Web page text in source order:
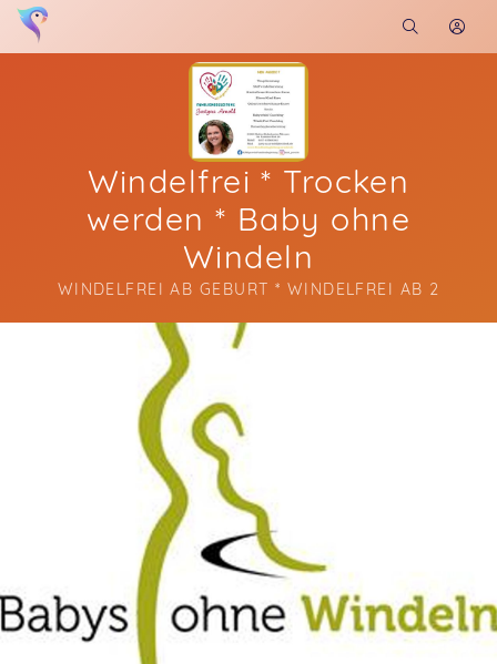
Windelfrei * Trocken
werden * Baby ohne
Windeln
WINDELFREI AB GEBURT * WINDELFREI AB 2
Soon you will learn more about me here...